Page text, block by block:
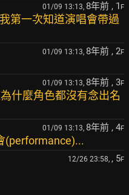
01/09 13:13, 8年前 , 1 F
第一次知道演唱會帶過
01/09 13:13, 8年前 , 2F
01/09 13:13, 8年前 , 3F
什麼角色都沒有念出名
01/09 13:13, 8年前 , 4F
(performance)...
12/26 23:58, , 5F